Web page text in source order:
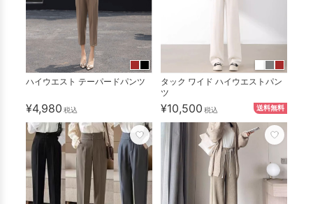
ハイウエスト テーパードパンツ
¥4,980 税込
タック ワイド ハイウエストパン
ツ
¥10,500 税込 送料無料